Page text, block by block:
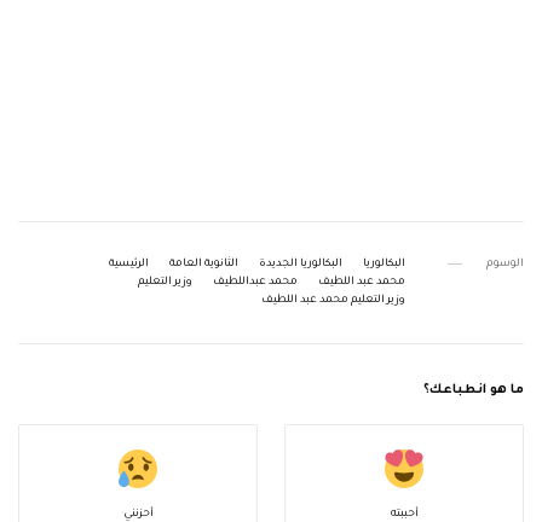
الوسوم البكالوريا البكالوريا الجديدة الثانوية العامة
الرئيسية
محمد عبد اللطيف
محمد عبداللطيف
وزير التعليم
وزير التعليم محمد عبد اللطيف
ما هو انطباعك؟
أحببته أحزنني